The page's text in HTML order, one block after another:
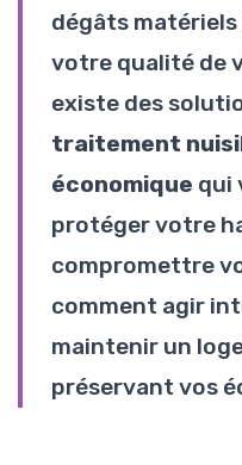
dégâts
votre qualité de
existe des
traitement
économique qui
protéger votre
compromettre
comment agir
maintenir un
préservant vos